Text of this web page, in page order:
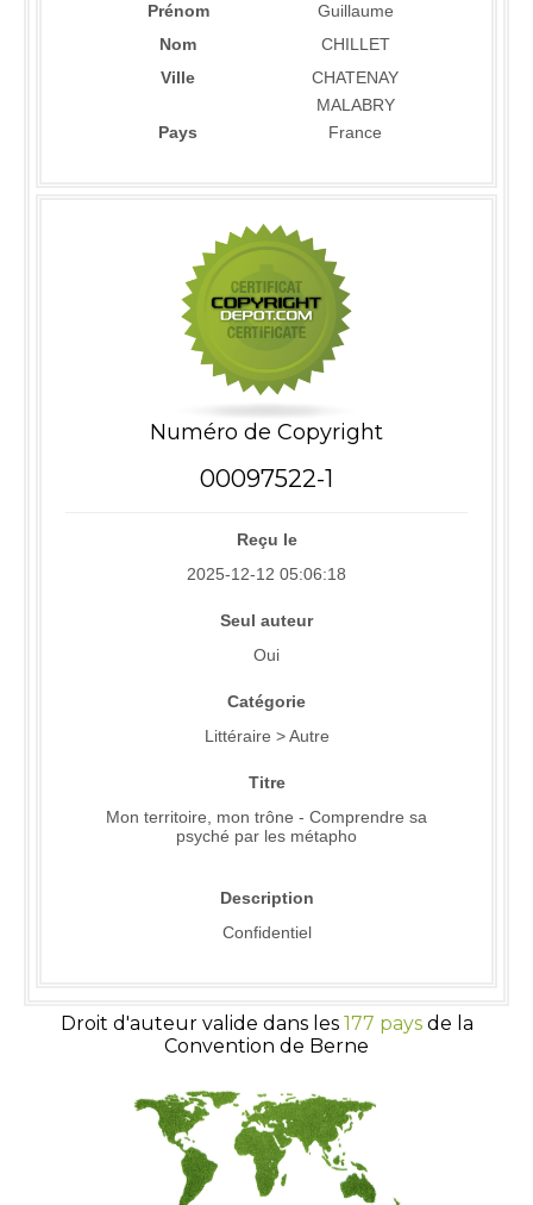
Prénom
Guillaume
Nom
CHILLET
Ville
CHATENAY
MALABRY
Pays
France
Numéro de Copyright
00097522-1
Reçu le
2025-12-12 05:06:18
Seul auteur
Oui
Catégorie
Littéraire > Autre
Titre
Mon territoire, mon trône - Comprendre sa
psyché par les métapho
Description
Confidentiel
Droit d'auteur valide dans les 177 paysde la
Convention de Berne